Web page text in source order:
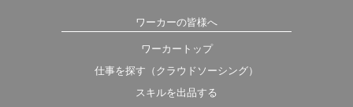
ワーカーの皆様へ
ワーカートップ
仕事を探す（クラウドソーシング）
スキルを出品する